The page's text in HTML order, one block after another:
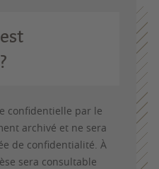
confidentielle par le
archivé et ne sera
de confidentialité. À
sera consultable